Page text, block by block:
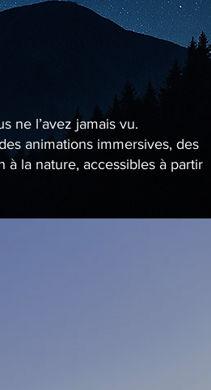
ne l’avez jamais vu.
animations immersives, des
la nature, accessibles à partir